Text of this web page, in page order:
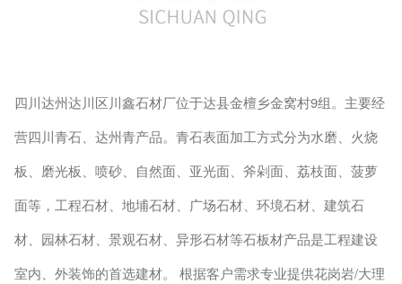
四川达州达川区川鑫石材厂位于达县金檀乡金窝村9组。主要经
营四川青石、达州青产品。青石表面加工方式分为水磨、火烧
板、磨光板、喷砂、自然面、亚光面、斧剁面、荔枝面、菠萝
面等，工程石材、地埔石材、广场石材、环境石材、建筑石
材、园林石材、景观石材、异形石材等石板材产品是工程建设
室内、外装饰的首选建材。 根据客户需求专业提供花岗岩/大理